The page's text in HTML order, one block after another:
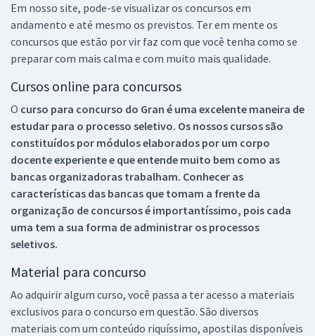
Em nosso site, pode-se visualizar os concursos em
andamento e até mesmo os previstos. Ter em mente os
concursos que estão por vir faz com que você tenha como se
preparar com mais calma e com muito mais qualidade.
Cursos online para concursos
O curso para concurso do Gran é uma excelente maneira de
estudar para o processo seletivo. Os nossos cursos são
constituídos por módulos elaborados por um corpo
docente experiente e que entende muito bem como as
bancas organizadoras trabalham. Conhecer as
características das bancas que tomam a frente da
organização de concursos é importantíssimo, pois cada
uma tem a sua forma de administrar os processos
seletivos.
Material para concurso
Ao adquirir algum curso, você passa a ter acesso a materiais
exclusivos para o concurso em questão. São diversos
materiais com um conteúdo riquíssimo, apostilas disponíveis